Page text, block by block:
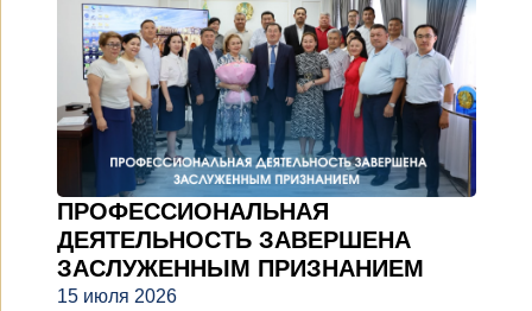
ПРОФЕССИОНАЛЬНАЯ
ДЕЯТЕЛЬНОСТЬ ЗАВЕРШЕНА
ЗАСЛУЖЕННЫМ ПРИЗНАНИЕМ
15 июля 2026